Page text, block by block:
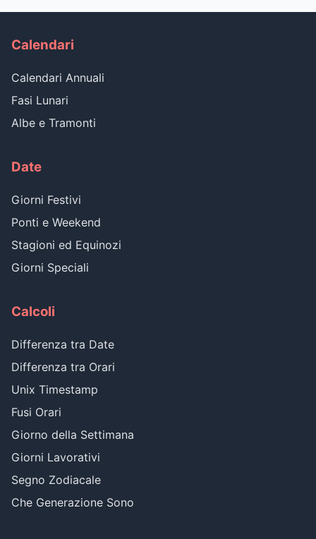
Calendari
Calendari Annuali
Fasi Lunari
Albe e Tramonti
Date
Giorni Festivi
Ponti e Weekend
Stagioni ed Equinozi
Giorni Speciali
Calcoli
Differenza tra Date
Differenza tra Orari
Unix Timestamp
Fusi Orari
Giorno della Settimana
Giorni Lavorativi
Segno Zodiacale
Che Generazione Sono